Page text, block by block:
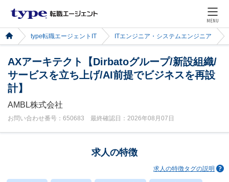
MENU
type転職エージェントIT ITエンジニア・システムエンジニア
AXアーキテクト【Dirbatoグループ/新設組織/
サービスを立ち上げ/AI前提でビジネスを再設
計】
AMBL株式会社
お問い合わせ番号：650683 最終確認日：2026年08月07日
求人の特徴
求人の特徴タグの説明